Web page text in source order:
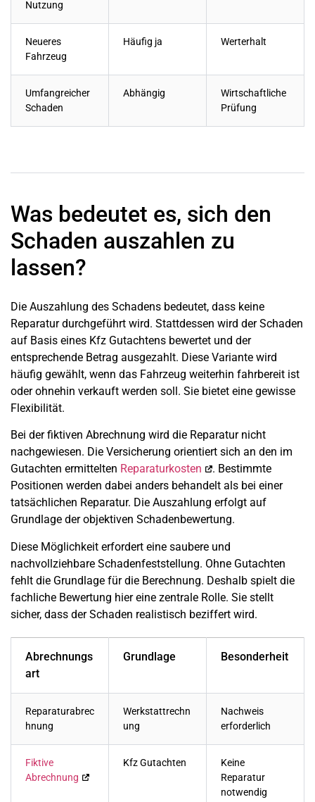
Nutzung
Neueres
Fahrzeug
Häufig ja Werterhalt
Umfangreicher
Schaden
Abhängig
Wirtschaftliche
Prüfung
Was bedeutet es, sich den
Schaden auszahlen zu
lassen?
Die Auszahlung des Schadens bedeutet, dass keine
Reparatur durchgeführt wird. Stattdessen wird der Schaden
auf Basis eines Kfz Gutachtens bewertet und der
entsprechende Betrag ausgezahlt. Diese Variante wird
häufig gewählt, wenn das Fahrzeug weiterhin fahrbereit ist
oder ohnehin verkauft werden soll. Sie bietet eine gewisse
Flexibilität.
Bei der fiktiven Abrechnung wird die Reparatur nicht
nachgewiesen. Die Versicherung orientiert sich an den im
Gutachten ermittelten Reparaturkosten
. Bestimmte
Positionen werden dabei anders behandelt als bei einer
tatsächlichen Reparatur. Die Auszahlung erfolgt auf
Grundlage der objektiven Schadenbewertung.
Diese Möglichkeit erfordert eine saubere und
nachvollziehbare Schadenfeststellung. Ohne Gutachten
fehlt die Grundlage für die Berechnung. Deshalb spielt die
fachliche Bewertung hier eine zentrale Rolle. Sie stellt
sicher, dass der Schaden realistisch beziffert wird.
Abrechnungs
art
Grundlage Besonderheit
Reparaturabrec
hnung
Werkstattrechn
ung
Nachweis
erforderlich
Fiktive
Abrechnung
Kfz Gutachten
Keine
Reparatur
notwendig